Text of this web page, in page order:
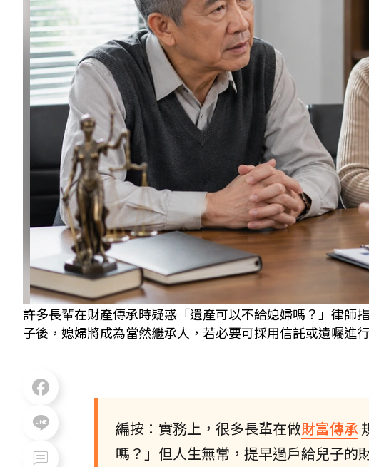
許多長輩在財產傳承時疑惑「遺產可以不給媳婦嗎？」律師
子後，媳婦將成為當然繼承人，若必要可採用信託或遺囑進
編按：實務上，很多長輩在做財富傳承
嗎？」但人生無常，提早過戶給兒子的